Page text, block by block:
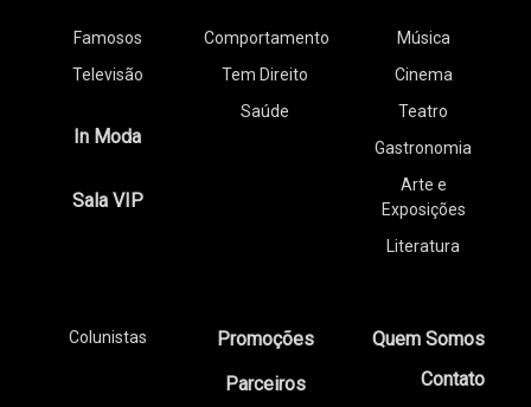
Famosos
Televisão
In Moda
Sala VIP
Comportamento
Tem Direito
Saúde
Música
Cinema
Teatro
Gastronomia
Arte e
Exposições
Literatura
Colunistas
Promoções
Parceiros
Quem Somos
Contato